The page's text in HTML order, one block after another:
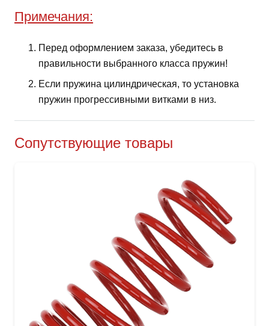
Примечания:
Перед оформлением заказа, убедитесь в
правильности выбранного класса пружин!
Если пружина цилиндрическая, то установка
пружин прогрессивными витками в низ.
Сопутствующие товары